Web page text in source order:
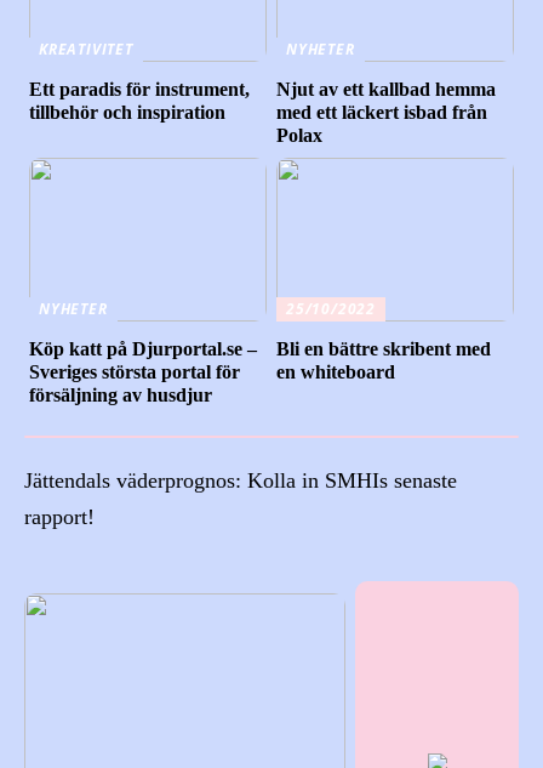
KREATIVITET
Ett paradis för instrument,
tillbehör och inspiration
NYHETER
Njut av ett kallbad hemma
med ett läckert isbad från
Polax
NYHETER
Köp katt på Djurportal.se –
Sveriges största portal för
försäljning av husdjur
25/10/2022
Bli en bättre skribent med
en whiteboard
Jättendals väderprognos: Kolla in SMHIs senaste
rapport!